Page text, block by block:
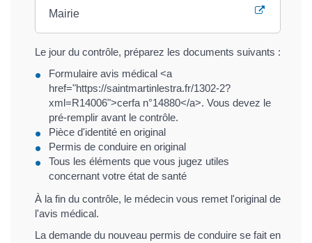
Mairie
Le jour du contrôle, préparez les documents suivants :
Formulaire avis médical <a
href="https://saintmartinlestra.fr/1302-2?
xml=R14006">cerfa n°14880</a>. Vous devez le
pré-remplir avant le contrôle.
Pièce d'identité en original
Permis de conduire en original
Tous les éléments que vous jugez utiles
concernant votre état de santé
À la fin du contrôle, le médecin vous remet l'original de
l'avis médical.
La demande du nouveau permis de conduire se fait en